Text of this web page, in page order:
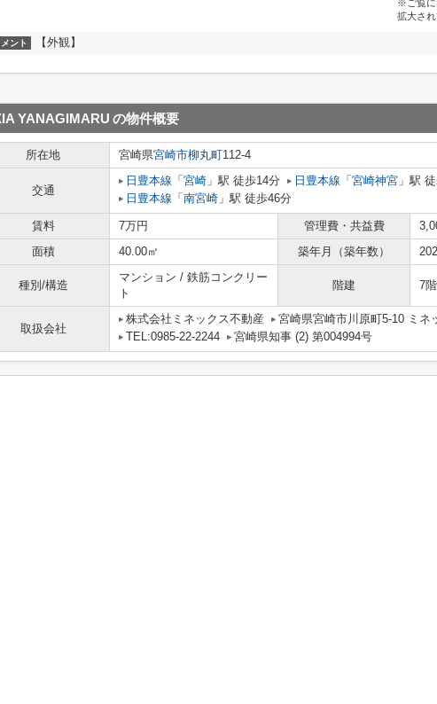
※ご覧に
拡大され
ント 【外観】
YANAGIMARU の物件概要
所在地 宮崎県宮崎市柳丸町112-4
交通
日豊本線 「 宮崎 」駅 徒歩14分 日豊本線 「 宮崎神宮 」駅
日豊本線 「 南宮崎 」駅 徒歩46分
賃料 7万円 管理費・共益費
面積
40.00㎡ 築年月（築年数）
種別/構造
マンション / 鉄筋コンクリー
ト
階建 7
取扱会社
株式会社ミネックス不動産
宮崎県宮崎市川原町5-10 ミ
TEL:0985-22-2244
宮崎県知事 (2) 第004994号